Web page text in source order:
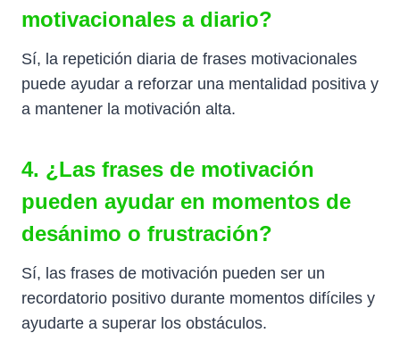
motivacionales a diario?
Sí, la repetición diaria de frases motivacionales
puede ayudar a reforzar una mentalidad positiva y
a mantener la motivación alta.
4. ¿Las frases de motivación
pueden ayudar en momentos de
desánimo o frustración?
Sí, las frases de motivación pueden ser un
recordatorio positivo durante momentos difíciles y
ayudarte a superar los obstáculos.